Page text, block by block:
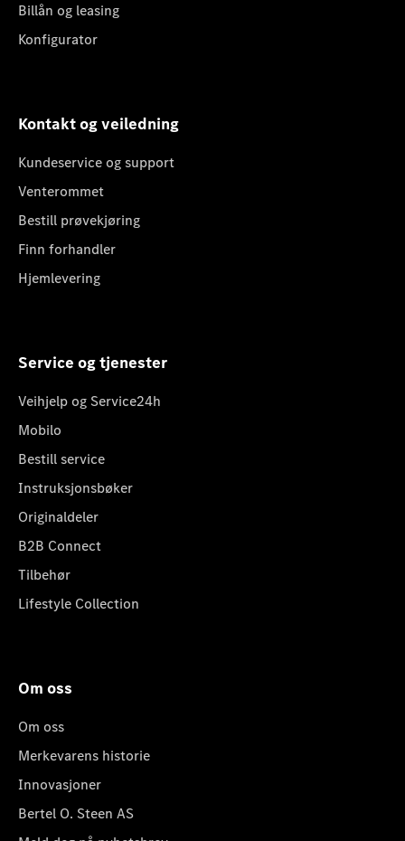
Billån og leasing
Konfigurator
Kontakt og veiledning
Kundeservice og support
Venterommet
Bestill prøvekjøring
Finn forhandler
Hjemlevering
Service og tjenester
Veihjelp og Service24h
Mobilo
Bestill service
Instruksjonsbøker
Originaldeler
B2B Connect
Tilbehør
Lifestyle Collection
Om oss
Om oss
Merkevarens historie
Innovasjoner
Bertel O. Steen AS